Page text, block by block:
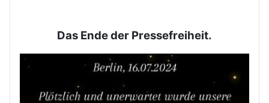
Das Ende der Pressefreiheit.